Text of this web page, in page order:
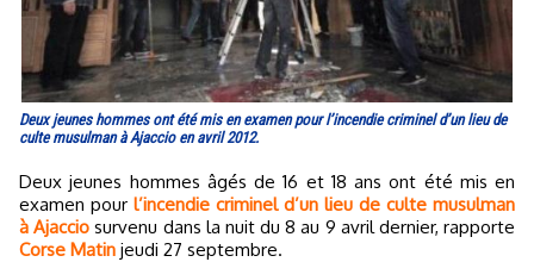
Deux jeunes hommes ont été mis en examen pour l’incendie criminel d’un lieu de
culte musulman à Ajaccio en avril 2012.
Deux jeunes hommes âgés de 16 et 18 ans ont été mis en
examen pour l’incendie criminel d’un lieu de culte musulman
à Ajaccio survenu dans la nuit du 8 au 9 avril dernier, rapporte
Corse Matin jeudi 27 septembre.